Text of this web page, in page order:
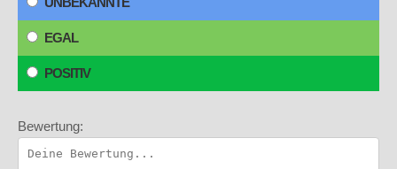
EGAL
POSITIV
Bewertung: